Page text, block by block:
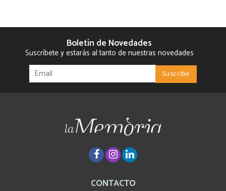
Boletín de Novedades
Suscríbete y estarás al tanto de nuestras novedades
CONTACTO